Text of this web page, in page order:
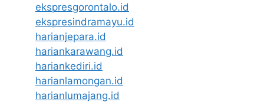
ekspresgorontalo.id
ekspresindramayu.id
harianjepara.id
hariankarawang.id
hariankediri.id
harianlamongan.id
harianlumajang.id